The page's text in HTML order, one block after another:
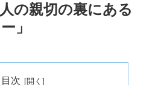
の親切の裏にある
」
目次